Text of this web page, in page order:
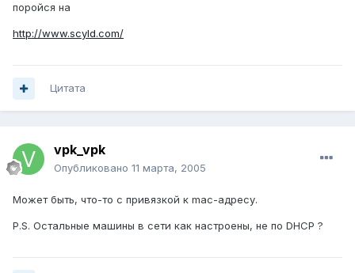
поройся на
http://www.scyld.com/
Цитата
vpk_vpk
Опубликовано 11 марта, 2005
Может быть, что-то с привязкой к mac-адресу.
P.S. Остальные машины в сети как настроены, не по DHCP ?